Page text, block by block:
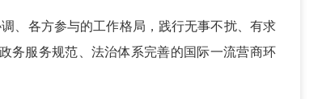
、各方参与的工作格局，践行无事不扰、有求
务服务规范、法治体系完善的国际一流营商环